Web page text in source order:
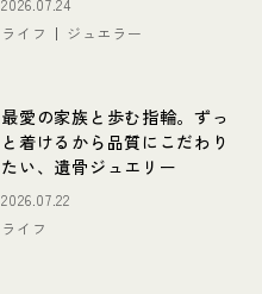
2026.07.24
ライフ
ジュエラー
最愛の家族と歩む指輪。ずっ
と着けるから品質にこだわり
たい、遺骨ジュエリー
2026.07.22
ライフ